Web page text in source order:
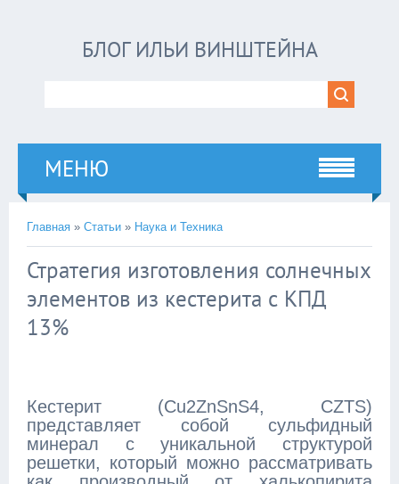
БЛОГ ИЛЬИ ВИНШТЕЙНА
МЕНЮ
Главная » Статьи » Наука и Техника
Стратегия изготовления солнечных
элементов из кестерита с КПД
13%
Кестерит (Cu2ZnSnS4, CZTS)
представляет собой сульфидный
минерал с уникальной структурой
решетки, который можно рассматривать